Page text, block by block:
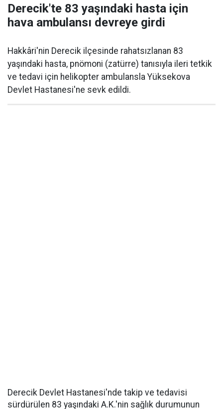
Derecik'te 83 yaşındaki hasta için
hava ambulansı devreye girdi
Hakkâri'nin Derecik ilçesinde rahatsızlanan 83
yaşındaki hasta, pnömoni (zatürre) tanısıyla ileri tetkik
ve tedavi için helikopter ambulansla Yüksekova
Devlet Hastanesi'ne sevk edildi.
Derecik Devlet Hastanesi'nde takip ve tedavisi
sürdürülen 83 yaşındaki A.K.'nin sağlık durumunun